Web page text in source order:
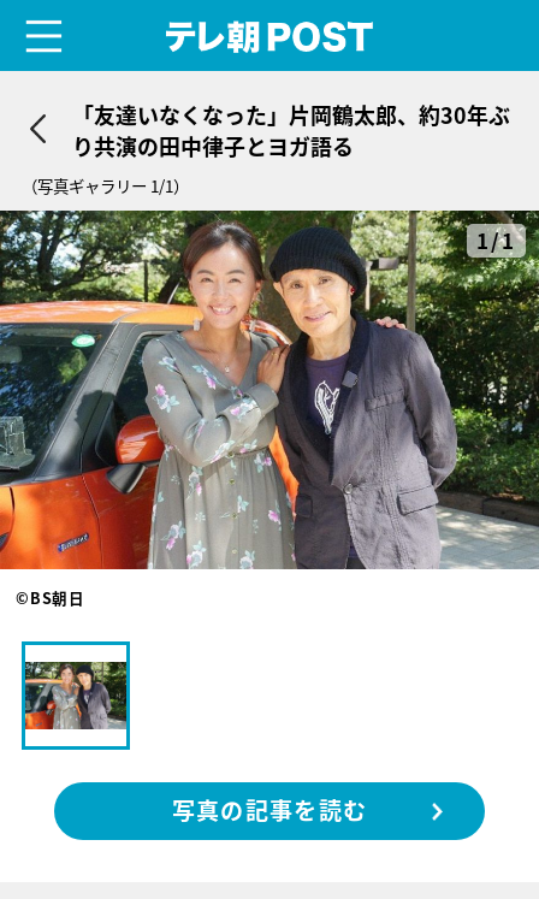
「友達いなくなった」片岡鶴太郎、約30年ぶ
り共演の田中律子とヨガ語る
（写真ギャラリー 1/1）
1/1
©BS朝日
写真の記事を読む